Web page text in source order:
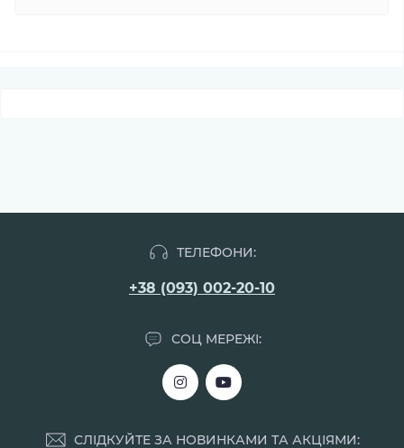
ТЕЛЕФОНИ:
+38 (093) 002-20-10
СОЦ МЕРЕЖІ:
СЛІДКУЙТЕ ЗА НОВИНКАМИ ТА АКЦІЯМИ: